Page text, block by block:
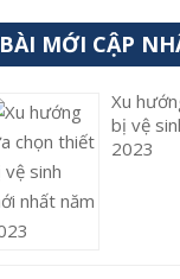
BÀI MỚI CẬP
Xu
bị vệ
2023